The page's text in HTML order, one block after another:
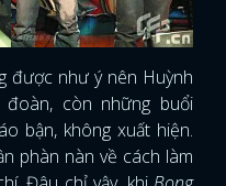
được như ý nên Huỳnh
còn những buổi
bận, không xuất hiện.
phàn nàn về cách làm